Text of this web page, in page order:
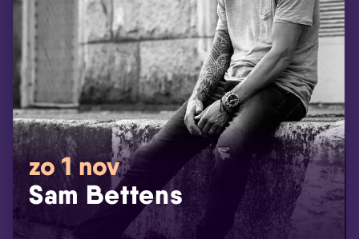
zo 1 nov
Sam Bettens